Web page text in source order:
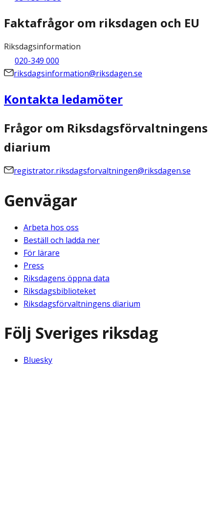
Faktafrågor om riksdagen och EU
Riksdagsinformation
020-349 000
riksdagsinformation@riksdagen.se
Kontakta ledamöter
Frågor om Riksdagsförvaltningens
diarium
registrator.riksdagsforvaltningen@riksdagen.se
Genvägar
Arbeta hos oss
Beställ och ladda ner
För lärare
Press
Riksdagens öppna data
Riksdagsbiblioteket
Riksdagsförvaltningens diarium
Följ Sveriges riksdag
Bluesky